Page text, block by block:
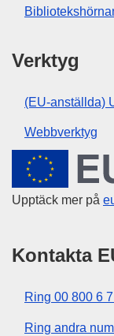
Verktyg
(EU-anställda)
Webbverktyg
Upptäck mer på
Kontakta
Ring 00 800 6
Ring andra